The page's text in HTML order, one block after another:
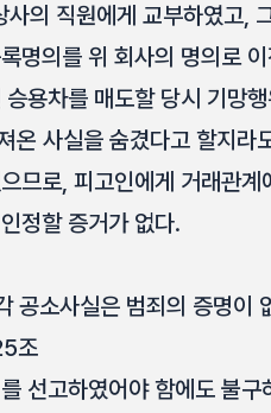
사의 직원에게 교부하였고,
명의를 위 회사의 명의로
용차를 매도할 당시 기망
온 사실을 숨겼다고 할지
므로, 피고인에게 거래관
정할 증거가 없다.
공소사실은 범죄의 증명이
조
선고하였어야 함에도 불